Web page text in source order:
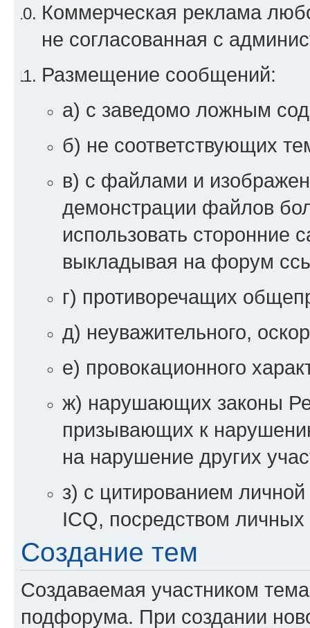
Коммерческая реклама
не согласованная с
Размещение сообщений:
а) с заведомо ложным
б) не соответствующих
в) с файлами и
демонстрации файлов
использовать сторонние
выкладывая на форум
г) противоречащих
д) неуважительного,
е) провокационного
ж) нарушающих законы
призывающих к
на нарушение других
з) с цитированием
ICQ, посредством
Создание тем
Создаваемая участником
подфорума. При создании